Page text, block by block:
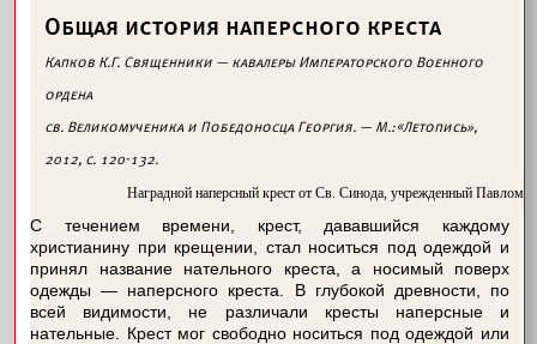
Общая история наперсного креста
Капков К.Г. Священники — кавалеры Императорского Военного
ордена
св. Великомученика и Победоносца Георгия. — М.:«Летопись»,
2012, с. 120-132.
Наградной наперсный крест от Св. Синода, учрежденный Павлом I
С течением времени, крест, дававшийся каждому
христианину при крещении, стал носиться под одеждой и
принял название нательного креста, а носимый поверх
одежды — наперсного креста. В глубокой древности, по
всей видимости, не различали кресты наперсные и
нательные. Крест мог свободно носиться под одеждой или